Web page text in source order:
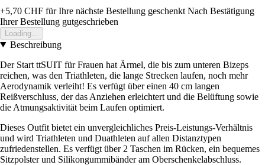
+5,70 CHF für Ihre nächste Bestellung geschenkt Nach Bestätigung
Ihrer Bestellung gutgeschrieben
Loading...
Beschreibung
Der Start ttSUIT für Frauen hat Ärmel, die bis zum unteren Bizeps
reichen, was den Triathleten, die lange Strecken laufen, noch mehr
Aerodynamik verleiht! Es verfügt über einen 40 cm langen
Reißverschluss, der das Anziehen erleichtert und die Belüftung sowie
die Atmungsaktivität beim Laufen optimiert.
Dieses Outfit bietet ein unvergleichliches Preis-Leistungs-Verhältnis
und wird Triathleten und Duathleten auf allen Distanztypen
zufriedenstellen. Es verfügt über 2 Taschen im Rücken, ein bequemes
Sitzpolster und Silikongummibänder am Oberschenkelabschluss.